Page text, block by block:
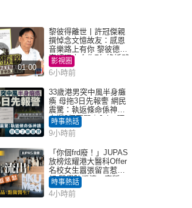
01:00
黎彼得離世丨許冠傑親
撰悼念文憶故友：感恩
音樂路上有你 黎彼德曾
直認唔夾合作7年終拆夥
影視圈
6小時前
33歲港男突中風半身癱
瘓 母拖3日先報警 網民
震驚：執返條命係神蹟
自爆2個惡習｜Juicy叮
時事熱話
9小時前
「你個frd廢！」JUPAS
放榜炫耀港大醫科Offer
名校女生囂張留言惹眾
怒 醫學院澄清：宣稱
「40.5分獲錄取」不符事
實｜Juicy叮
時事熱話
4小時前